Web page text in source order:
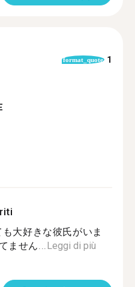
format_quote 1
大好きな彼氏がいま
ません...Leggi di più